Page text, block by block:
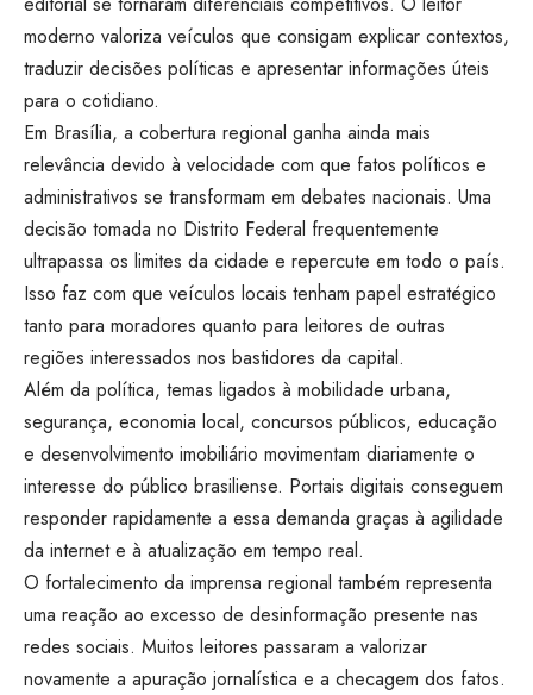
moderno valoriza veículos que consigam explicar contextos,
traduzir decisões políticas e apresentar informações úteis
para o cotidiano.
Em Brasília, a cobertura regional ganha ainda mais
relevância devido à velocidade com que fatos políticos e
administrativos se transformam em debates nacionais. Uma
decisão tomada no Distrito Federal frequentemente
ultrapassa os limites da cidade e repercute em todo o país.
Isso faz com que veículos locais tenham papel estratégico
tanto para moradores quanto para leitores de outras
regiões interessados nos bastidores da capital.
Além da política, temas ligados à mobilidade urbana,
segurança, economia local, concursos públicos, educação
e desenvolvimento imobiliário movimentam diariamente o
interesse do público brasiliense. Portais digitais conseguem
responder rapidamente a essa demanda graças à agilidade
da internet e à atualização em tempo real.
O fortalecimento da imprensa regional também representa
uma reação ao excesso de desinformação presente nas
redes sociais. Muitos leitores passaram a valorizar
novamente a apuração jornalística e a checagem dos fatos.